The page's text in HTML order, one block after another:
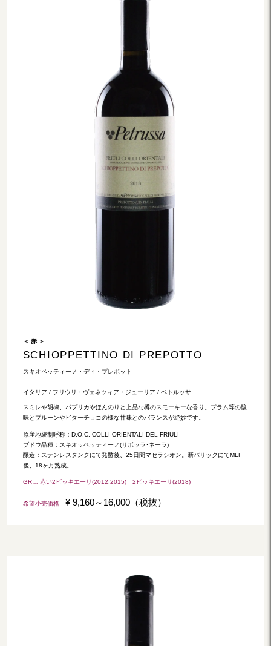
＜ 赤 ＞
SCHIOPPETTINO DI PREPOTTO
スキオペッティーノ・ディ・プレポット
イタリア / フリウリ・ヴェネツィア・ジューリア / ペトルッサ
スミレや胡椒、パプリカやほんのりと上品な樽のスモーキーな香り。プラム等の酸
味とプルーンやビターチョコの様な甘味とのバランスが絶妙です。
原産地統制呼称：D.O.C. COLLI ORIENTALI DEL FRIULI
ブドウ品種：スキオッペッティーノ(リボッラ･ネーラ)
醸造：ステンレスタンクにて発酵後、25日間マセラシオン。新バリックにてMLF
後、18ヶ月熟成。
GR… 赤い2ビッキエーリ(2012,2015) 2ビッキエーリ(2018)
希望小売価格 ¥ 9,160～16,000（税抜）